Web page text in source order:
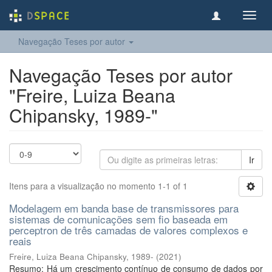
Navegação Teses por autor
Navegação Teses por autor
"Freire, Luiza Beana
Chipansky, 1989-"
Ir
Itens para a visualização no momento 1-1 of 1
Modelagem em banda base de transmissores para
sistemas de comunicações sem fio baseada em
perceptron de três camadas de valores complexos e
reais
Freire, Luiza Beana Chipansky, 1989- (2021)
Resumo: Há um crescimento contínuo de consumo de dados por